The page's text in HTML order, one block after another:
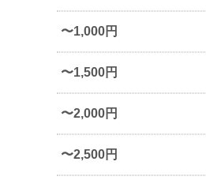
〜1,000円
〜1,500円
〜2,000円
〜2,500円